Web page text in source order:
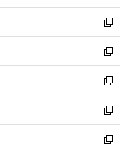
開
く
ウ
で
開
く
ン
ド
ウ
で
開
く
ウ
ィ
ン
ド
ウ
で
開
く
新
し
い
ウ
ィ
ン
ド
ウ
で
新
し
い
ウ
ィ
ン
ド
新
し
い
ウ
ィ
新
し
い
新